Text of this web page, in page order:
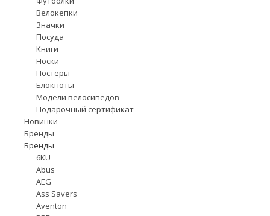
Велокепки
Значки
Посуда
Книги
Носки
Постеры
Блокноты
Модели велосипедов
Подарочный сертификат
Новинки
Бренды
Бренды
6KU
Abus
AEG
Ass Savers
Aventon